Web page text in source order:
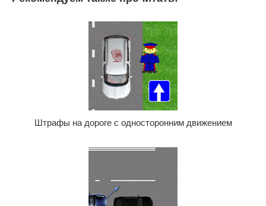
Штрафы на дороге с односторонним движением